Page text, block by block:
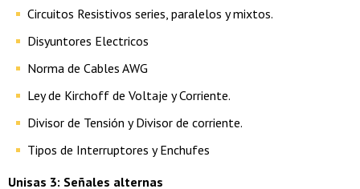
Circuitos Resistivos series, paralelos y mixtos.
Disyuntores Electricos
Norma de Cables AWG
Ley de Kirchoff de Voltaje y Corriente.
Divisor de Tensión y Divisor de corriente.
Tipos de Interruptores y Enchufes
Unisas 3: Señales alternas